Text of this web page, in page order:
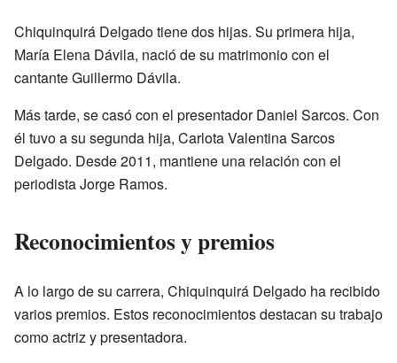
Chiquinquirá Delgado tiene dos hijas. Su primera hija,
María Elena Dávila, nació de su matrimonio con el
cantante Guillermo Dávila.
Más tarde, se casó con el presentador Daniel Sarcos. Con
él tuvo a su segunda hija, Carlota Valentina Sarcos
Delgado. Desde 2011, mantiene una relación con el
periodista Jorge Ramos.
Reconocimientos y premios
A lo largo de su carrera, Chiquinquirá Delgado ha recibido
varios premios. Estos reconocimientos destacan su trabajo
como actriz y presentadora.